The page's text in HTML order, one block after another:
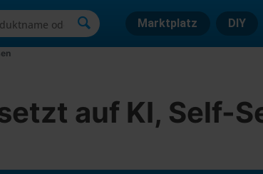
Marktplatz DIY
auf KI, Self-